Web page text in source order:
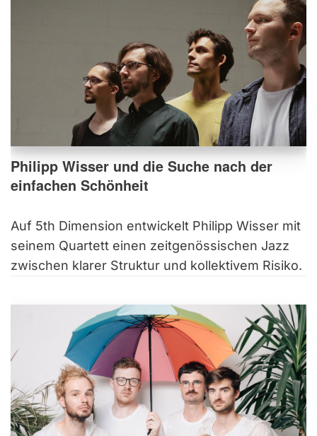
Philipp Wisser und die Suche nach der
einfachen Schönheit
Auf 5th Dimension entwickelt Philipp Wisser mit
seinem Quartett einen zeitgenössischen Jazz
zwischen klarer Struktur und kollektivem Risiko.